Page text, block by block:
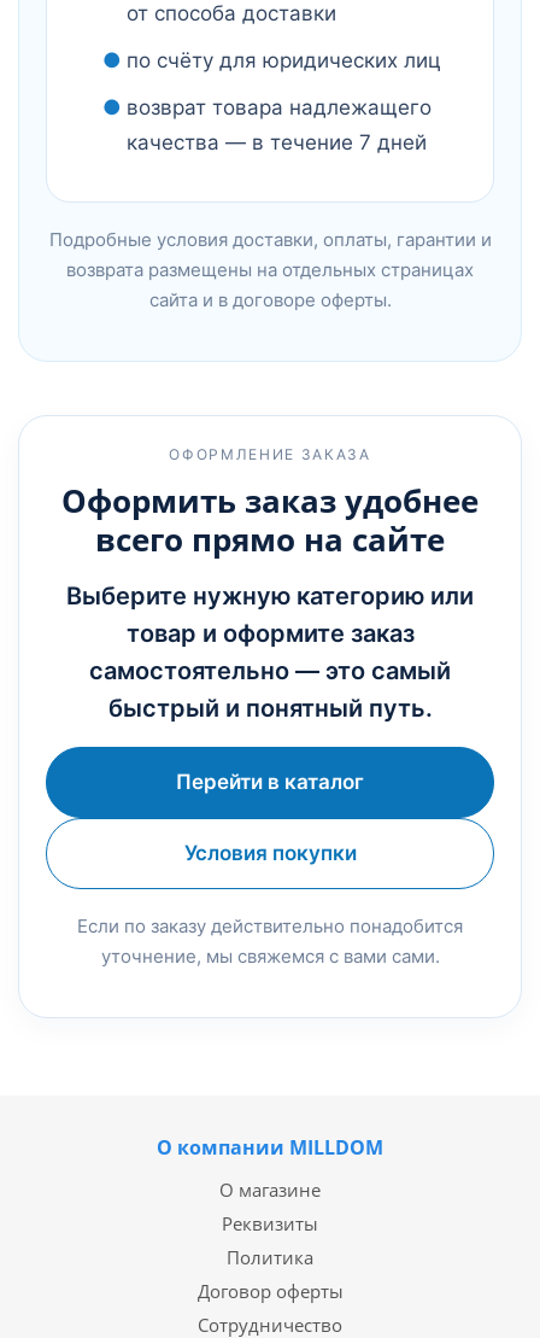
от способа доставки
по счёту для юридических лиц
возврат товара надлежащего
качества — в течение 7 дней
Подробные условия доставки, оплаты, гарантии и
возврата размещены на отдельных страницах
сайта и в договоре оферты.
ОФОРМЛЕНИЕ ЗАКАЗА
Оформить заказ удобнее
всего прямо на сайте
Выберите нужную категорию или
товар и оформите заказ
самостоятельно — это самый
быстрый и понятный путь.
Перейти в каталог
Условия покупки
Если по заказу действительно понадобится
уточнение, мы свяжемся с вами сами.
О компании MILLDOM
О магазине
Реквизиты
Политика
Договор оферты
Сотрудничество